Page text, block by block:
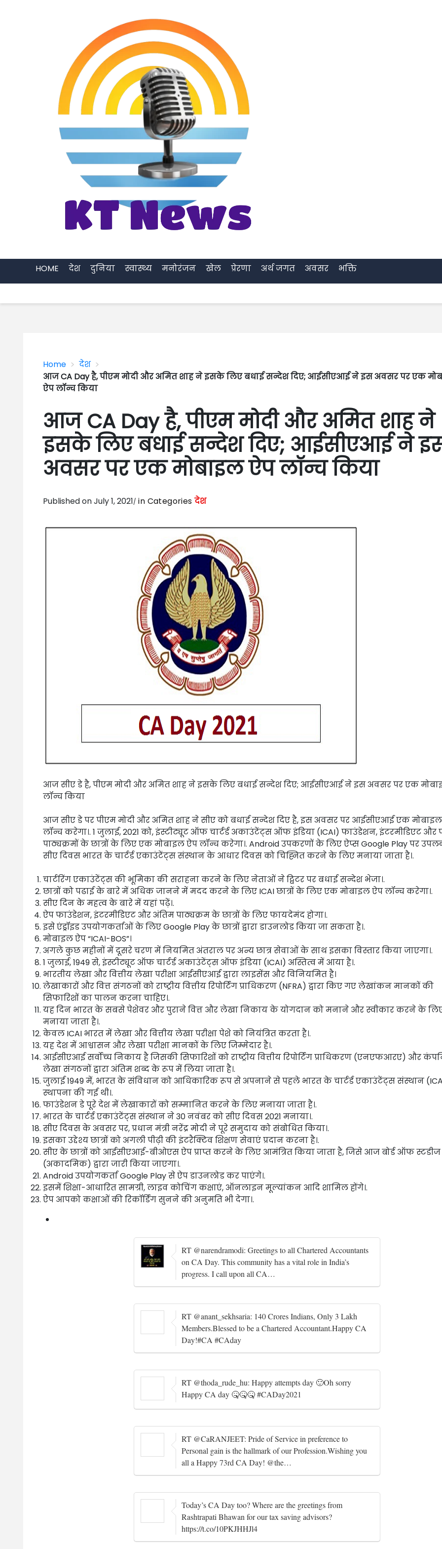
HOME देश दुनिया स्वास्थ्य मनोरंजन खेल प्रेरणा अर्थ जगत अवसर भक्ति
Home > देश >
आज CA Day है, पीएम मोदी और अमित शाह ने इसके लिए बधाई सन्देश दिए; आईसीएआई ने इस अवसर पर एक
ऐप लॉन्च किया
आज CA Day है, पीएम मोदी और अमित शाह ने
इसके लिए बधाई सन्देश दिए; आईसीएआई ने
अवसर पर एक मोबाइल ऐप लॉन्च किया
Published on July 1, 2021 in Categories देश
आज सीए डे है, पीएम मोदी और अमित शाह ने इसके लिए बधाई सन्देश दिए; आईसीएआई ने इस अवसर पर एक
लॉन्च किया
आज सीए डे पर पीएम मोदी और अमित शाह ने सीए को बधाई सन्देश दिए है, इस अवसर पर आईसीएआई एक
लॉन्च करेगा।. 1 जुलाई, 2021 को, इंस्टीट्यूट ऑफ चार्टर्ड अकाउंटेंट्स ऑफ इंडिया (ICAI) फाउंडेशन, इंटरमीडिएट
पाठ्यक्रमों के छात्रों के लिए एक मोबाइल ऐप लॉन्च करेगा।. Android उपकरणों के लिए ऐप्स Google Play पर
सीए दिवस भारत के चार्टर्ड एकाउंटेंट्स संस्थान के आधार दिवस को चिह्नित करने के लिए मनाया जाता है।.
चार्टरिंग एकाउंटेंट्स की भूमिका की सराहना करने के लिए नेताओं ने ट्विटर पर बधाई सन्देश भेजा।.
छात्रों को पढाई के बारे में अधिक जानने में मदद करने के लिए ICAI छात्रों के लिए एक मोबाइल ऐप लॉन्च करेगा।.
सीए दिन के महत्व के बारे में यहां पढ़ें।.
ऐप फाउंडेशन, इंटरमीडिएट और अंतिम पाठ्यक्रम के छात्रों के लिए फायदेमंद होगा।.
इसे एंड्रॉइड उपयोगकर्ताओं के लिए Google Play के छात्रों द्वारा डाउनलोड किया जा सकता है।.
मोबाइल ऐप “ICAI-BOS”।
अगले कुछ महीनों में दूसरे चरण में नियमित अंतराल पर अन्य छात्र सेवाओं के साथ इसका विस्तार किया जाएगा।.
1 जुलाई, 1949 से, इंस्टीट्यूट ऑफ चार्टर्ड अकाउंटेंट्स ऑफ इंडिया (ICAI) अस्तित्व में आया है।.
भारतीय लेखा और वित्तीय लेखा परीक्षा आईसीएआई द्वारा लाइसेंस और विनियमित है।
लेखाकारों और वित्त संगठनों को राष्ट्रीय वित्तीय रिपोर्टिंग प्राधिकरण (NFRA) द्वारा किए गए लेखांकन मानकों की
सिफारिशों का पालन करना चाहिए।.
यह दिन भारत के सबसे पेशेवर और पुराने वित्त और लेखा निकाय के योगदान को मनाने और स्वीकार करने के
मनाया जाता है।.
केवल ICAI भारत में लेखा और वित्तीय लेखा परीक्षा पेशे को नियंत्रित करता है।.
यह देश में आश्वासन और लेखा परीक्षा मानकों के लिए जिम्मेदार है।.
आईसीएआई सर्वोच्च निकाय है जिसकी सिफारिशों को राष्ट्रीय वित्तीय रिपोर्टिंग प्राधिकरण (एनएफआरए) और
लेखा संगठनों द्वारा अंतिम शब्द के रूप में लिया जाता है।.
जुलाई 1949 में, भारत के संविधान को आधिकारिक रूप से अपनाने से पहले भारत के चार्टर्ड एकाउंटेंट्स संस्थान
स्थापना की गई थी।.
फाउंडेशन डे पूरे देश में लेखाकारों को सम्मानित करने के लिए मनाया जाता है।.
भारत के चार्टर्ड एकाउंटेंट्स संस्थान ने 30 नवंबर को सीए दिवस 2021 मनाया।.
सीए दिवस के अवसर पर, प्रधान मंत्री नरेंद्र मोदी ने पूरे समुदाय को संबोधित किया।.
इसका उद्देश्य छात्रों को अगली पीढ़ी की इंटरैक्टिव शिक्षण सेवाएं प्रदान करना है।.
सीए के छात्रों को आईसीएआई-बीओएस ऐप प्राप्त करने के लिए आमंत्रित किया जाता है, जिसे आज बोर्ड ऑफ स्टडीज
(अकादमिक) द्वारा जारी किया जाएगा।.
Android उपयोगकर्ता Google Play से ऐप डाउनलोड कर पाएंगे।.
इसमें शिक्षा-आधारित सामग्री, लाइव कोचिंग कक्षाएं, ऑनलाइन मूल्यांकन आदि शामिल होंगे।.
ऐप आपको कक्षाओं की रिकॉर्डिंग सुनने की अनुमति भी देगा।.
RT @narendramodi: Greetings to all Chartered Accountants
on CA Day. This community has a vital role in India’s
progress. I call upon all CA…
RT @anant_sekhsaria: 140 Crores Indians, Only 3 Lakh
Members.Blessed to be a Chartered Accountant.Happy CA
Day!#CA #CAday
RT @thoda_rude_hu: Happy attempts day 🙂Oh sorry
Happy CA day 🤒🤒🤒 #CADay2021
RT @CaRANJEET: Pride of Service in preference to
Personal gain is the hallmark of our Profession.Wishing you
all a Happy 73rd CA Day! ⁦@the…
Today’s CA Day too? Where are the greetings from
Rashtrapati Bhawan for our tax saving advisors?
https://t.co/10PKJHHJl4